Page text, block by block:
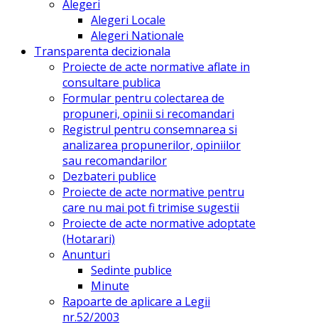
Alegeri
Alegeri Locale
Alegeri Nationale
Transparenta decizionala
Proiecte de acte normative aflate in
consultare publica
Formular pentru colectarea de
propuneri, opinii si recomandari
Registrul pentru consemnarea si
analizarea propunerilor, opiniilor
sau recomandarilor
Dezbateri publice
Proiecte de acte normative pentru
care nu mai pot fi trimise sugestii
Proiecte de acte normative adoptate
(Hotarari)
Anunturi
Sedinte publice
Minute
Rapoarte de aplicare a Legii
nr.52/2003